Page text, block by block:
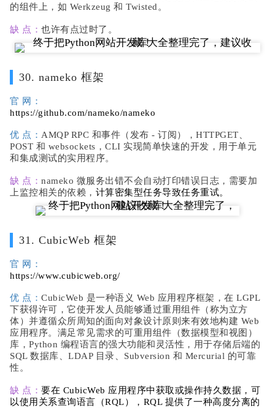
的组件上，如 Werkzeug 和 Twisted。
缺 点： 也许有点过时了。
30. nameko 框架
官 网：
https://github.com/nameko/nameko
优 点： AMQP RPC 和事件（发布 - 订阅），HTTPGET、
POST 和 websockets，CLI 实现简单快速的开发，用于单元
和集成测试的实用程序。
缺 点： nameko 微服务出错不会自动打印错误日志，需要加
上监控相关的依赖， 计算密集型任务导致任务重试。
31. CubicWeb 框架
官 网：
https://www.cubicweb.org/
优 点： CubicWeb 是一种语义 Web 应用程序框架，在 LGPL
下获得许可，它使开发人员能够通过重用组件（称为立方
体）并遵循众所周知的面向对象设计原则来有效地构建 Web
应用程序。满足常见需求的可重用组件（数据模型和视图）
库，Python 编程语言的强大功能和灵活性，用于存储后端的
SQL 数据库、LDAP 目录、Subversion 和 Mercurial 的可靠
性。
缺 点： 要在 CubicWeb 应用程序中获取或操作持久数据，可
以使用关系查询语言（RQL），RQL 提供了一种高度分离的